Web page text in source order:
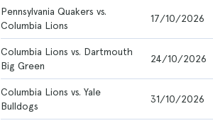
Pennsylvania Quakers vs.
Columbia Lions
17/10/2026
Columbia Lions vs. Dartmouth
Big Green
24/10/2026
Columbia Lions vs. Yale
Bulldogs
31/10/2026